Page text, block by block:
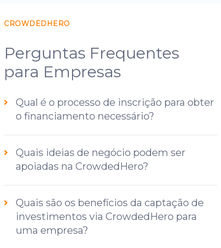
CROWDEDHERO
Perguntas Frequentes
para Empresas
Qual é o processo de inscrição para obter
o financiamento necessário?
Quais ideias de negócio podem ser
apoiadas na CrowdedHero?
Quais são os benefícios da captação de
investimentos via CrowdedHero para
uma empresa?